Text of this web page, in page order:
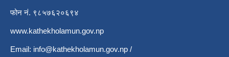
फोन नं. ९८५७६२०६९४
www.kathekholamun.gov.np
Email: info@kathekholamun.gov.np /